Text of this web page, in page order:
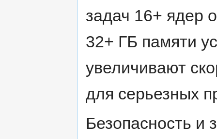
задач 16+ ядер
32+ ГБ памяти
увеличивают
для серьезных
Безопасность и